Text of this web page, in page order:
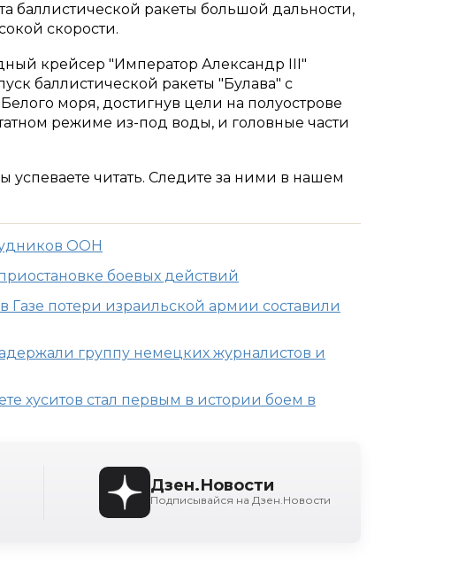
баллистической ракеты большой дальности,
скорости.
крейсер "Император Александр III"
баллистической ракеты "Булава" с
моря, достигнув цели на полуострове
режиме из-под воды, и головные части
успеваете читать. Следите за ними в нашем
ООН
боевых действий
Газе потери израильской армии составили
группу немецких журналистов и
хуситов стал первым в истории боем в
Дзен.Новости
Подписывайся на Дзен.Новости